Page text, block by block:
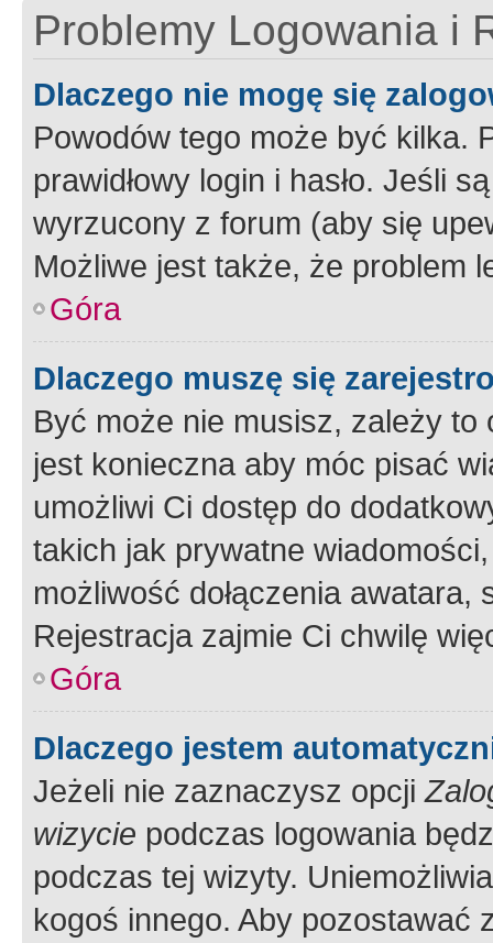
Problemy Logowania i
Dlaczego nie mogę się
Powodów tego może być kilka.
prawidłowy login i hasło. Jeśli
wyrzucony z forum (aby się
Możliwe jest także, że problem
Góra
Dlaczego muszę się
Być może nie musisz, zależy
jest konieczna aby móc pisać
umożliwi Ci dostęp do
takich jak prywatne
możliwość dołączenia
Rejestracja zajmie Ci chwilę
Góra
Dlaczego jestem
Jeżeli nie zaznaczysz opcji
wizycie podczas logowania
podczas tej wizyty.
kogoś innego. Aby pozostawać